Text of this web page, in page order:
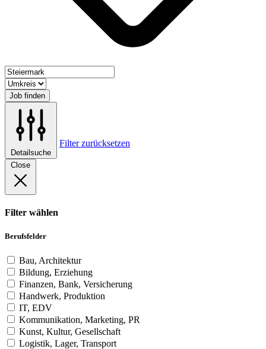
Job finden
Detailsuche
Filter zurücksetzen
Close
Filter wählen
Berufsfelder
Bau, Architektur
Bildung, Erziehung
Finanzen, Bank, Versicherung
Handwerk, Produktion
IT, EDV
Kommunikation, Marketing, PR
Kunst, Kultur, Gesellschaft
Logistik, Lager, Transport